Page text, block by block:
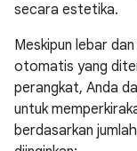
secara estetika.
Meskipun lebar
otomatis yang
perangkat, Anda
untuk
berdasarkan